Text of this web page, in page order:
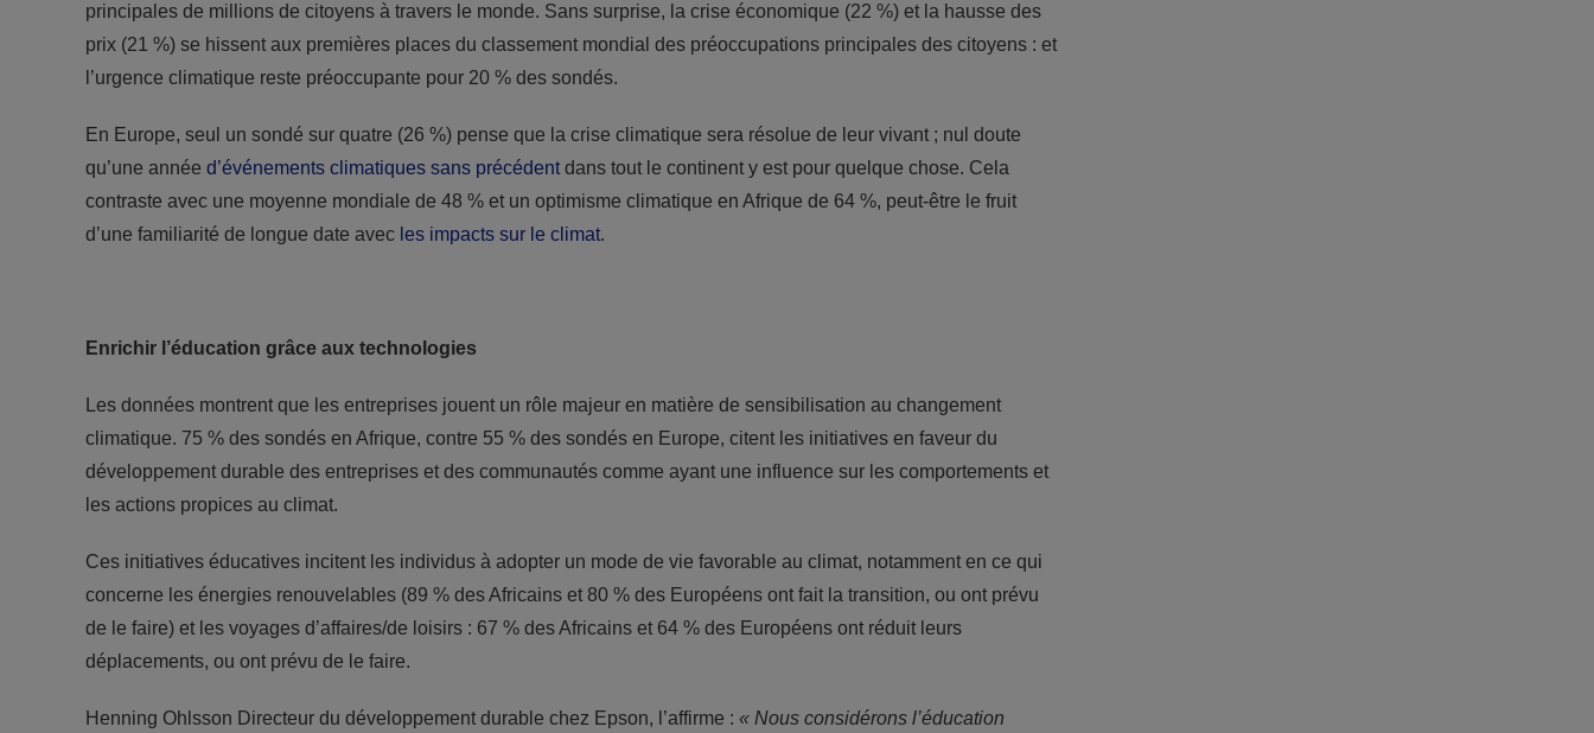
principales de millions de citoyens à travers le monde. Sans surprise, la crise économique (22 %) et la hausse des
prix (21 %) se hissent aux premières places du classement mondial des préoccupations principales des citoyens : et
l’urgence climatique reste préoccupante pour 20 % des sondés.
En Europe, seul un sondé sur quatre (26 %) pense que la crise climatique sera résolue de leur vivant ; nul doute
qu’une année d’événements climatiques sans précédentdans tout le continent y est pour quelque chose. Cela
contraste avec une moyenne mondiale de 48 % et un optimisme climatique en Afrique de 64 %, peut-être le fruit
d’une familiarité de longue date avec les impacts sur le climat.
Enrichir l’éducation grâce aux technologies
Les données montrent que les entreprises jouent un rôle majeur en matière de sensibilisation au changement
climatique. 75 % des sondés en Afrique, contre 55 % des sondés en Europe, citent les initiatives en faveur du
développement durable des entreprises et des communautés comme ayant une influence sur les comportements et
les actions propices au climat.
Ces initiatives éducatives incitent les individus à adopter un mode de vie favorable au climat, notamment en ce qui
concerne les énergies renouvelables (89 % des Africains et 80 % des Européens ont fait la transition, ou ont prévu
de le faire) et les voyages d’affaires/de loisirs : 67 % des Africains et 64 % des Européens ont réduit leurs
déplacements, ou ont prévu de le faire.
Henning Ohlsson Directeur du développement durable chez Epson, l’affirme : « Nous considérons l’éducation